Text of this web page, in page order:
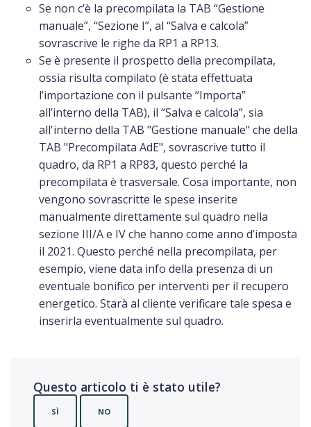
Se non c’è la precompilata la TAB “Gestione
manuale”, “Sezione I”, al “Salva e calcola”
sovrascrive le righe da RP1 a RP13.
Se è presente il prospetto della precompilata,
ossia risulta compilato (è stata effettuata
l’importazione con il pulsante “Importa”
all’interno della TAB), il “Salva e calcola”, sia
all'interno della TAB "Gestione manuale" che della
TAB "Precompilata AdE", sovrascrive tutto il
quadro, da RP1 a RP83, questo perché la
precompilata è trasversale. Cosa importante, non
vengono sovrascritte le spese inserite
manualmente direttamente sul quadro nella
sezione III/A e IV che hanno come anno d’imposta
il 2021. Questo perché nella precompilata, per
esempio, viene data info della presenza di un
eventuale bonifico per interventi per il recupero
energetico. Starà al cliente verificare tale spesa e
inserirla eventualmente sul quadro.
Questo articolo ti è stato utile?
SÌ NO